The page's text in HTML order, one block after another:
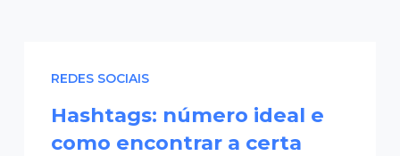
CONTATO
REDES SOCIAIS
Hashtags: número ideal e
como encontrar a certa